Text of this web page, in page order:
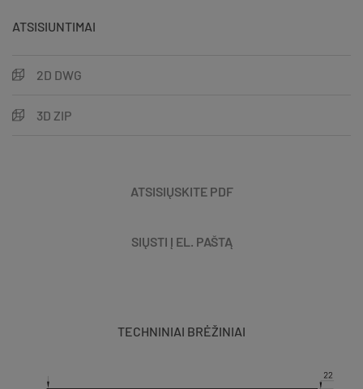
ATSISIUNTIMAI
2D DWG
3D ZIP
ATSISIŲSKITE PDF
SIŲSTI Į EL. PAŠTĄ
TECHNINIAI BRĖŽINIAI